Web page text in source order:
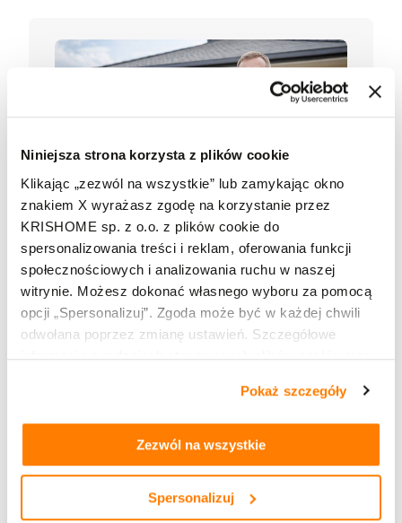
Niniejsza strona korzysta z plików cookie
Klikając „zezwól na wszystkie” lub zamykając okno
znakiem X wyrażasz zgodę na korzystanie przez
KRISHOME sp. z o.o. z plików cookie do
spersonalizowania treści i reklam, oferowania funkcji
społecznościowych i analizowania ruchu w naszej
witrynie. Możesz dokonać własnego wyboru za pomocą
opcji „Spersonalizuj”. Zgoda może być w każdej chwili
odwołana poprzez zmianę ustawień. Szczegółowe
informacje o rodzajach stosowanych plików cookie oraz
tym, jak korzystasz z naszej witryny, znajdziesz w
zakładkach „szczegóły”, „o plikach cookie” orazPolityce
prywatności i cookies.
Pokaż szczegóły
Zezwól na wszystkie
Spersonalizuj
Dobry Montaż to Twoja polisa
bezpieczeństwa. Wywiad z
Certyfikowanym przez KRISHOME